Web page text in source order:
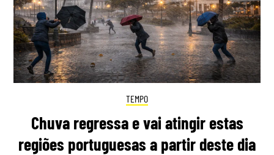
TEMPO
Chuva regressa e vai atingir estas
regiões portuguesas a partir deste dia